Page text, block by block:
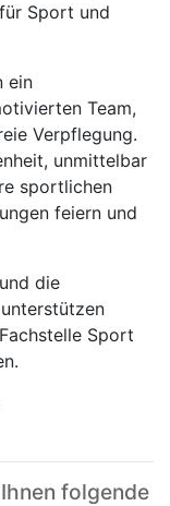
Sport und
ein
Team,
Verpflegung.
unmittelbar
sportlichen
feiern und
die
Sport
folgende